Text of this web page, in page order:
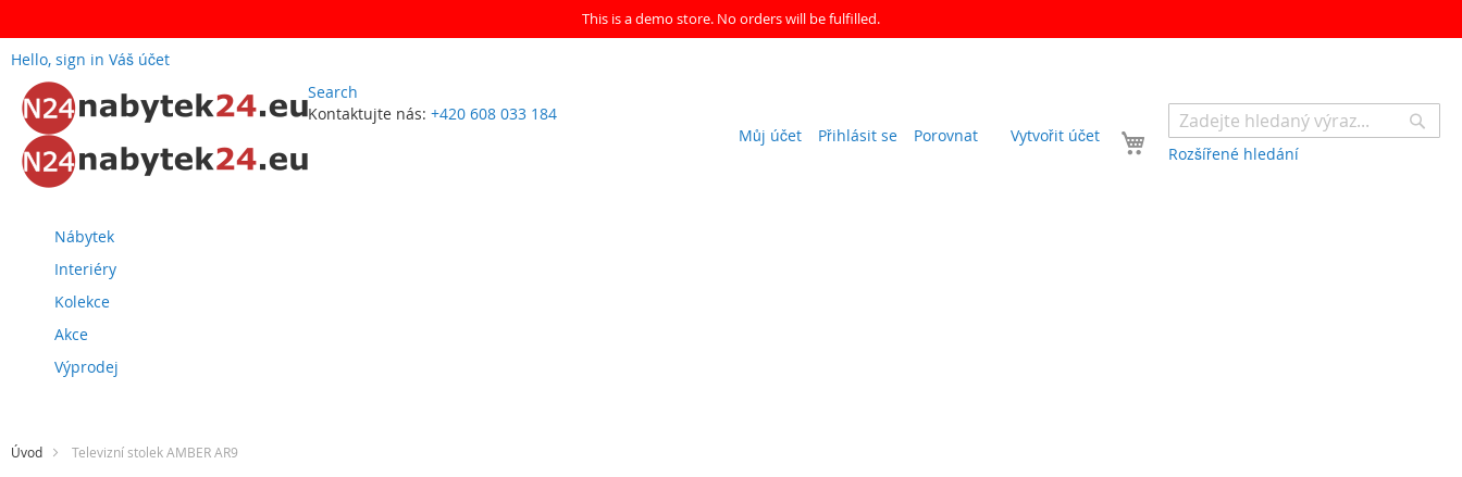
This is a demo store. No orders will be fulfilled.
Hello, sign in Váš účet
Search
Rozšířené hledání
Kontaktujte nás: +420 608 033 184
Váš košík
Můj účet Přihlásit se Porovnat Vytvořit účet
na
obsah
Nábytek
Interiéry
Kolekce
Akce
Výprodej
Úvod Televizní stolek AMBER AR9